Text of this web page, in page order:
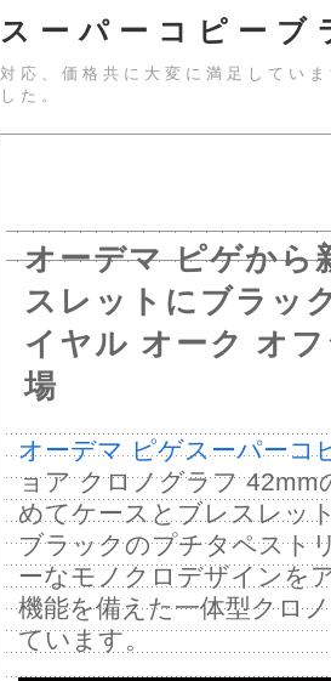
スーパーコピー
対応、価格共に大変に満足してい
した。
オーデマ ピゲから
スレットにブラッ
イヤル オーク オ
場
オーデマ ピゲスーパーコ
ョア クロノグラフ 42mm
めてケースとブレスレッ
ブラックのプチタペスト
ーなモノクロデザインを
機能を備えた一体型クロ
ています。